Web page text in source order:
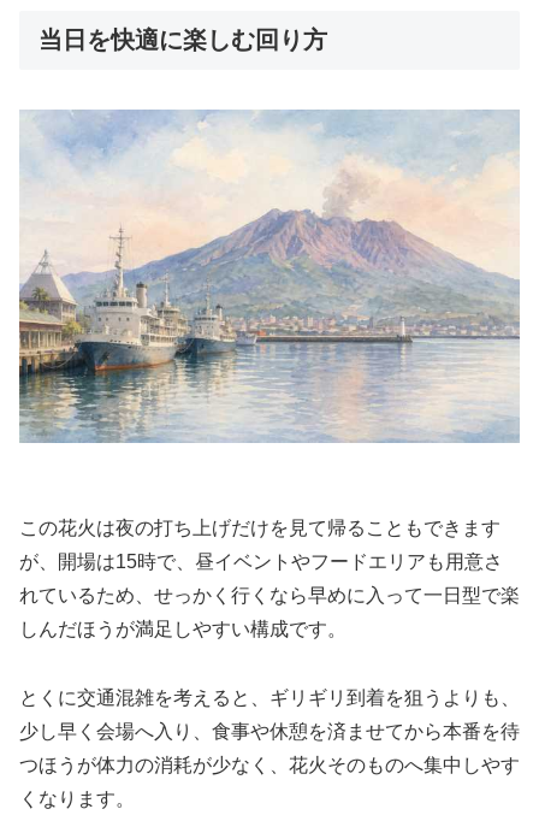
当日を快適に楽しむ回り方
この花火は夜の打ち上げだけを見て帰ることもできます
が、開場は15時で、昼イベントやフードエリアも用意さ
れているため、せっかく行くなら早めに入って一日型で楽
しんだほうが満足しやすい構成です。
とくに交通混雑を考えると、ギリギリ到着を狙うよりも、
少し早く会場へ入り、食事や休憩を済ませてから本番を待
つほうが体力の消耗が少なく、花火そのものへ集中しやす
くなります。